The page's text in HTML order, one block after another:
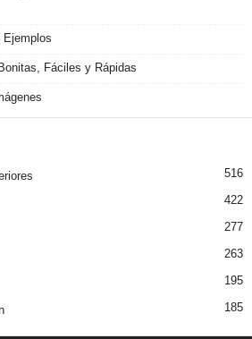
Fáciles y Rápidas
516
422
277
263
195
185